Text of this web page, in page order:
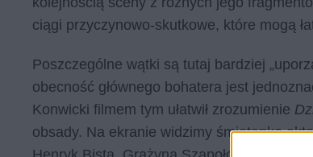
ciągi przyczynowo-skutkowe, które mogą
Poszczególne wątki są tutaj bardziej
obecność głównego bohatera jest
Konwicki filmem tym ułatwił zrozumienie
obsady. Na ekranie widzimy śmietankę